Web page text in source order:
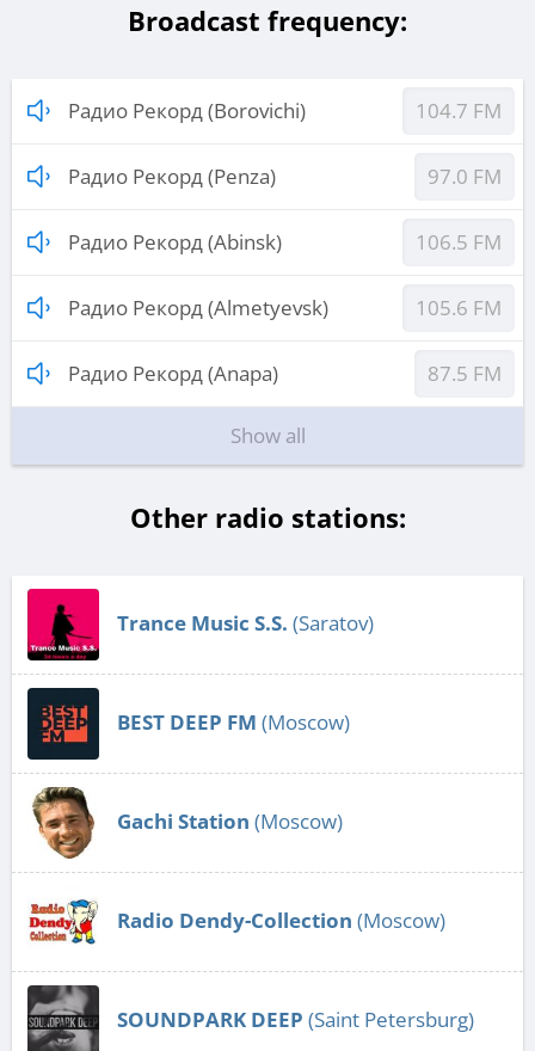
Broadcast frequency:
Радио Рекорд (Borovichi) 104.7 FM
Радио Рекорд (Penza) 97.0 FM
Радио Рекорд (Abinsk) 106.5 FM
Радио Рекорд (Almetyevsk) 105.6 FM
Радио Рекорд (Anapa) 87.5 FM
Show all
Other radio stations:
Trance Music S.S. (Saratov)
BEST DEEP FM (Moscow)
Gachi Station (Moscow)
Radio Dendy-Collection (Moscow)
SOUNDPARK DEEP (Saint Petersburg)